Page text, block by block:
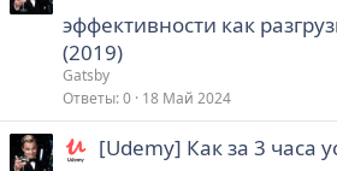
эффективности как
(2019)
Gatsby
Ответы 0 18 Май 2024
[Udemy] Как за 3 часа